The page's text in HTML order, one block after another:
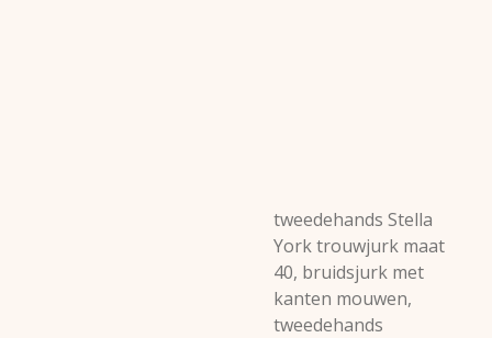
tweedehands Stella
York trouwjurk maat
40, bruidsjurk met
kanten mouwen,
tweedehands